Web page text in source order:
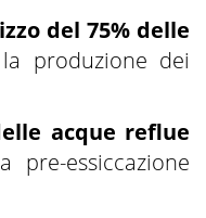
del 75% delle
produzione dei
acque reflue
pre-essiccazione